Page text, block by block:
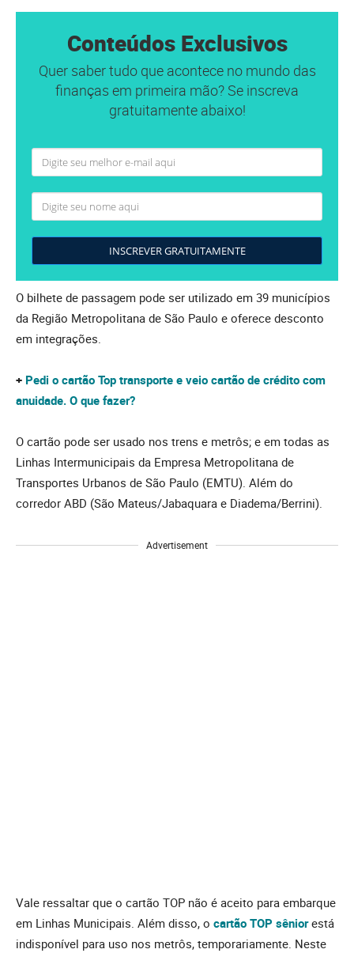
Conteúdos Exclusivos
Quer saber tudo que acontece no mundo das
finanças em primeira mão? Se inscreva
gratuitamente abaixo!
INSCREVER GRATUITAMENTE
O bilhete de passagem pode ser utilizado em 39 municípios
da Região Metropolitana de São Paulo e oferece desconto
em integrações.
+ Pedi o cartão Top transporte e veio cartão de crédito com
anuidade. O que fazer?
O cartão pode ser usado nos trens e metrôs; e em todas as
Linhas Intermunicipais da Empresa Metropolitana de
Transportes Urbanos de São Paulo (EMTU). Além do
corredor ABD (São Mateus/Jabaquara e Diadema/Berrini).
Advertisement
Vale ressaltar que o cartão TOP não é aceito para embarque
em Linhas Municipais. Além disso, o cartão TOP sêniorestá
indisponível para uso nos metrôs, temporariamente. Neste